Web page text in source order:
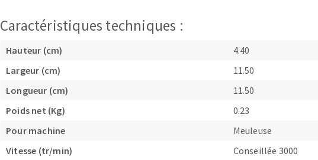
Caractéristiques techniques :
Hauteur (cm)
4.40
Largeur (cm)
11.50
Longueur (cm)
11.50
Poids net (Kg)
0.23
Pour machine
Meuleuse
Vitesse (tr/min)
Conseillée 3000